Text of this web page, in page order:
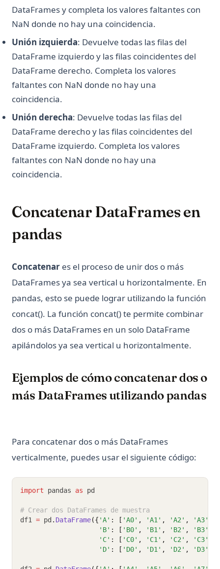
DataFrames y completa los valores faltantes con
NaN donde no hay una coincidencia.
Unión izquierda: Devuelve todas las filas del
DataFrame izquierdo y las filas coincidentes del
DataFrame derecho. Completa los valores
faltantes con NaN donde no hay una
coincidencia.
Unión derecha: Devuelve todas las filas del
DataFrame derecho y las filas coincidentes del
DataFrame izquierdo. Completa los valores
faltantes con NaN donde no hay una
coincidencia.
Concatenar DataFrames en
pandas
Concatenar es el proceso de unir dos o más
DataFrames ya sea vertical u horizontalmente. En
pandas, esto se puede lograr utilizando la función
concat(). La función concat() te permite combinar
dos o más DataFrames en un solo DataFrame
apilándolos ya sea vertical u horizontalmente.
Ejemplos de cómo concatenar dos o
más DataFrames utilizando pandas
Para concatenar dos o más DataFrames
verticalmente, puedes usar el siguiente código:
import pandas as pd
# Crear dos DataFrames de muestra
df1 = pd . DataFrame({ 'A' : [ 'A0' , 'A1' , 'A2' , 'A3'
'B' : [ 'B0' , 'B1' , 'B2' , 'B3'
'C' : [ 'C0' , 'C1' , 'C2' , 'C3'
'D' : [ 'D0' , 'D1' , 'D2' , 'D3'